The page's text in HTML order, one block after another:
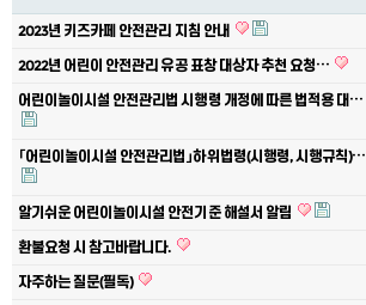
2023년 키즈카페 안전관리 지침 안내
2022년 어린이 안전관리 유공 표창 대상자 추천 요청…
어린이놀이시설 안전관리법 시행령 개정에 따른 법적용 대…
「어린이놀이시설 안전관리법」하위법령(시행령, 시행규칙)…
알기쉬운 어린이놀이시설 안전기준 해설서 알림
환불요청 시 참고바랍니다.
자주하는 질문(필독)